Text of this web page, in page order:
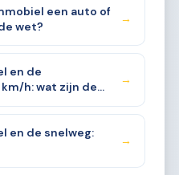
een auto of
wet?
→
en de
h: wat zijn de
→
en de snelweg:
→